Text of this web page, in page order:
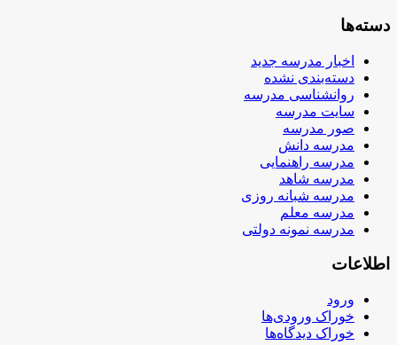
دسته‌ها
اخبار مدرسه جدید
دسته‌بندی نشده
روانشناسی مدرسه
سایت مدرسه
صور مدرسه
مدرسه دانش
مدرسه راهنمایی
مدرسه شاهد
مدرسه شبانه روزی
مدرسه معلم
مدرسه نمونه دولتی
اطلاعات
ورود
خوراک ورودی‌ها
خوراک دیدگاه‌ها